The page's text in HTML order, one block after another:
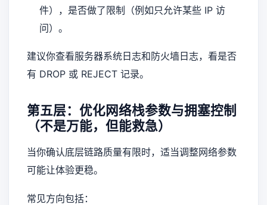
件），是否做了限制（例如只允许某些 IP 访
问）。
建议你查看服务器系统日志和防火墙日志，看是否
有 DROP 或 REJECT 记录。
第五层：优化网络栈参数与拥塞控制
（不是万能，但能救急）
当你确认底层链路质量有限时，适当调整网络参数
可能让体验更稳。
常见方向包括：